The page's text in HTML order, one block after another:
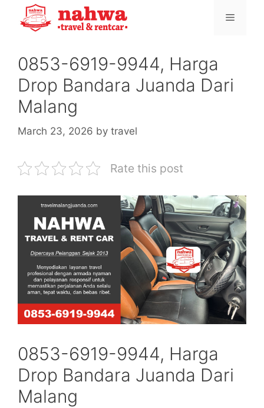
Menu
0853-6919-9944, Harga
Drop Bandara Juanda Dari
Malang
March 23, 2026 by travel
Rate this post
0853-6919-9944, Harga
Drop Bandara Juanda Dari
Malang